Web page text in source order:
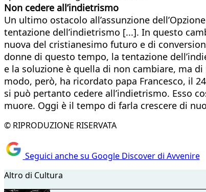
Non cedere all’indietrismo
Un ultimo ostacolo all’assunzione dell’Opzione
tentazione dell’indietrismo [...]. In questo
nuova del cristianesimo futuro e di
donne di questo tempo, la tentazione
e la soluzione è quella di non cambiare, ma
modo, però, ha ricordato papa Francesco, il
si può pertanto cedere all’indietrismo. Esso
muore. Oggi è il tempo di farla crescere di
© RIPRODUZIONE RISERVATA
Seguici anche su Google Discover di Avvenire
Altro di Cultura